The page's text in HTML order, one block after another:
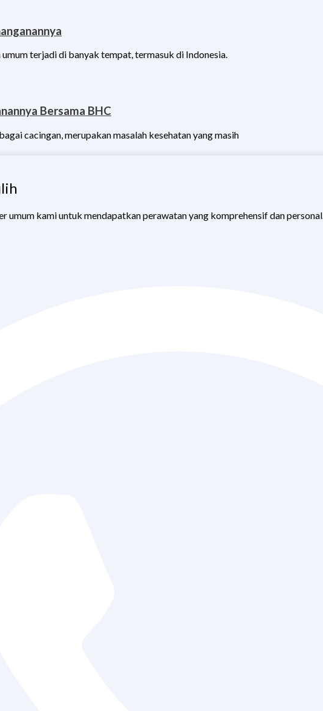
terjadi di banyak tempat, termasuk di Indonesia.
Bersama BHC
cacingan, merupakan masalah kesehatan yang masih
umum kami untuk mendapatkan perawatan yang komprehensif dan personal.